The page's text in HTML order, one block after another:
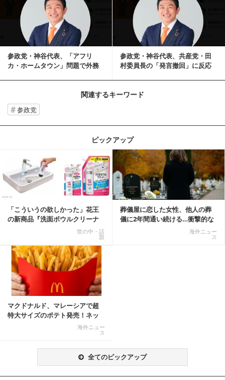
参政党・神谷代表、「アフリ
カ・ホームタウン」問題で外務
参政党・神谷代表、共産党・田
村委員長の「発言撤回」に反応
関連するキーワード
参政党
ピックアップ
「こういうの欲しかった」花王
の新商品『洗面ボウルクリーナ
世の中・話
題
葬儀屋に恋した女性、他人の葬
儀に2年間通い続ける…衝撃的な
海外ニュー
ス
記事を読む
マクドナルド、マレーシアで超
特大サイズのポテト発売！ネッ
海外ニュー
ス
全てのピックアップ